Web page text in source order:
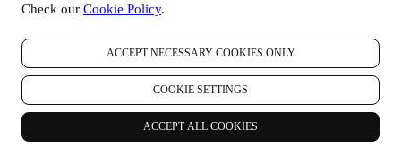
Check our Cookie Policy.
ACCEPT NECESSARY COOKIES ONLY
COOKIE SETTINGS
ACCEPT ALL COOKIES
Nous pouvons traiter vos données aux fins suivantes :
POUR RÉPONDRE À NOS OBLIGATIONS LÉGALES.
Nous pouvons être amenés à traiter certaines données vous
concernant afin de répondre à nos obligations légales, ainsi
qu’à d’autres obligations découlant d’instructions émises par
les pouvoirs publics.
POUR CRÉER UN COMPTE LE CREUSET.
Nous utiliserons vos données pour créer un compte Le